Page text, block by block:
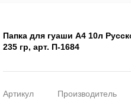
Папка для гуаши А4 10л
235 гр, арт. П-1684
Артикул
Производитель